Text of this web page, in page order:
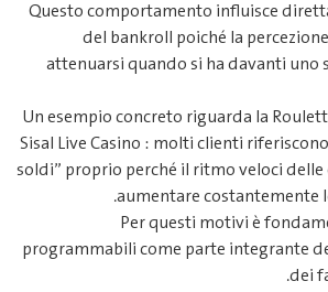
Questo comportamento influisce
del bankroll poiché la
attenuarsi quando si ha davanti uno
Un esempio concreto riguarda la
Sisal Live Casino : molti clienti
soldi” proprio perché il ritmo veloci
aumentare costantemente
Per questi motivi è
programmabili come parte integrante
dei